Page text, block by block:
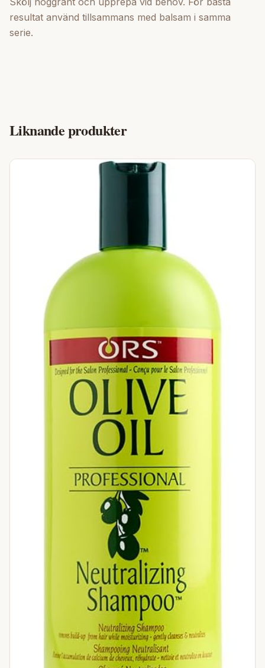
resultat använd tillsammans med balsam i samma
serie.
Liknande produkter